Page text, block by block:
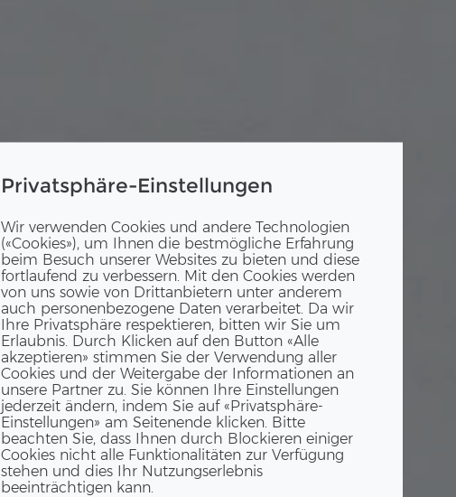
Privatsphäre-Einstellungen
Wir verwenden Cookies und andere Technologien
(«Cookies»), um Ihnen die bestmögliche Erfahrung
beim Besuch unserer Websites zu bieten und diese
fortlaufend zu verbessern. Mit den Cookies werden
von uns sowie von Drittanbietern unter anderem
auch personenbezogene Daten verarbeitet. Da wir
Ihre Privatsphäre respektieren, bitten wir Sie um
Erlaubnis. Durch Klicken auf den Button «Alle
akzeptieren» stimmen Sie der Verwendung aller
Cookies und der Weitergabe der Informationen an
unsere Partner zu. Sie können Ihre Einstellungen
jederzeit ändern, indem Sie auf «Privatsphäre-
Einstellungen» am Seitenende klicken. Bitte
beachten Sie, dass Ihnen durch Blockieren einiger
Cookies nicht alle Funktionalitäten zur Verfügung
stehen und dies Ihr Nutzungserlebnis
beeinträchtigen kann.